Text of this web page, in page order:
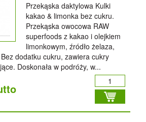
Przekąska daktylowa Kulki
kakao & limonka bez cukru.
Przekąska owocowa RAW
superfoods z kakao i olejkiem
limonkowym, źródło żelaza,
dodatku cukru, zawiera cukry
Doskonała w podróży, w...